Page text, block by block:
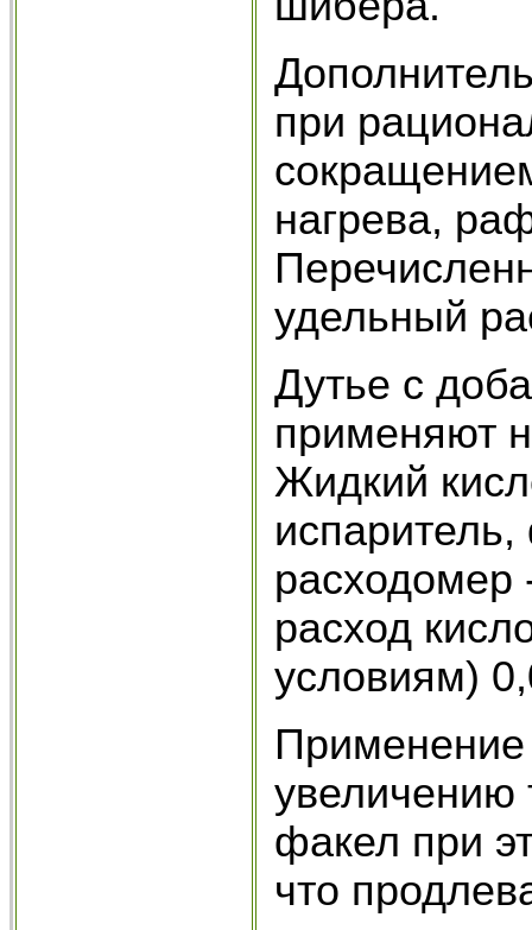
при
нагрева,
удельный
Дутье с
применяют
Жидкий
расходомер
расход
условиям)
Применение
факел при
что